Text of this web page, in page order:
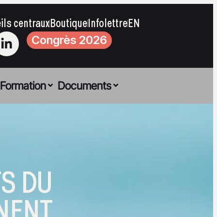
centrauxBoutiqueInfolettreEN
Congrès 2026
Formation Documents
DU